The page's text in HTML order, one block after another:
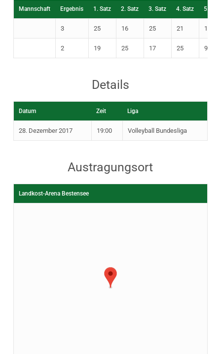
Mannschaft Ergebnis 1. Satz 2. Satz 3. Satz 4. Satz 5. Satz
3 25 16 25 21 15
2 19 25 17 25 9
Details
Datum Zeit Liga
28. Dezember 2017 19:00 Volleyball Bundesliga
Austragungsort
Landkost-Arena Bestensee